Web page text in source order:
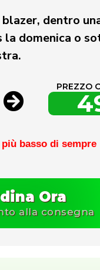
dentro
la domenica o
PREZZO
basso di sempre
Ora
alla consegna